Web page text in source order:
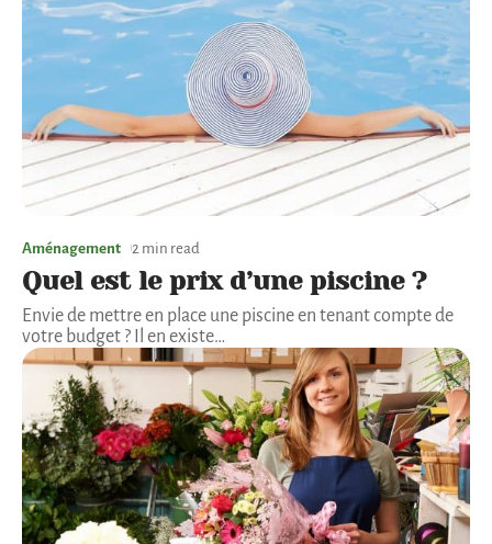
Aménagement 2 min read
Quel est le prix d’une piscine ?
Envie de mettre en place une piscine en tenant compte de
votre budget ? Il en existe…